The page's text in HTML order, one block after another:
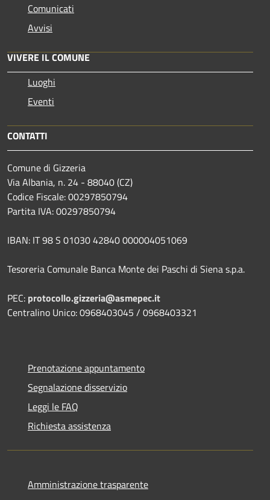
Comunicati
Avvisi
VIVERE IL COMUNE
Luoghi
Eventi
CONTATTI
Comune di Gizzeria
Via Albania, n. 24 - 88040 (CZ)
Codice Fiscale: 00297850794
Partita IVA: 00297850794
IBAN: IT 98 S 01030 42840 000004051069
Tesoreria Comunale Banca Monte dei Paschi di Siena s.p.a.
PEC: protocollo.gizzeria@asmepec.it
Centralino Unico: 0968403045 / 0968403321
Prenotazione appuntamento
Segnalazione disservizio
Leggi le FAQ
Richiesta assistenza
Amministrazione trasparente